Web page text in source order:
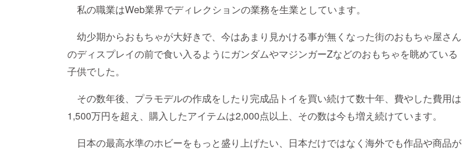
私の職業はWeb業界でディレクションの業務を生業としています。
幼少期からおもちゃが大好きで、今はあまり見かける事が無くなった街のおもちゃ屋さん
のディスプレイの前で食い入るようにガンダムやマジンガーZなどのおもちゃを眺めている
子供でした。
その数年後、プラモデルの作成をしたり完成品トイを買い続けて数十年、費やした費用は
1,500万円を超え、購入したアイテムは2,000点以上、その数は今も増え続けています。
日本の最高水準のホビーをもっと盛り上げたい、日本だけではなく海外でも作品や商品が